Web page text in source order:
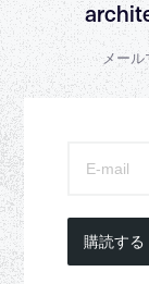
メール
購読する